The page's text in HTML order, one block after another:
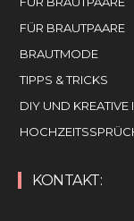
FÜR BRAUTPAARE
BRAUTMODE
TIPPS & TRICKS
DIY UND KREATIVE
KONTAKT: